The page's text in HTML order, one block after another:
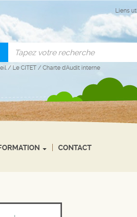
Liens
/ Le CITET / Charte d'Audit interne
CONTACT